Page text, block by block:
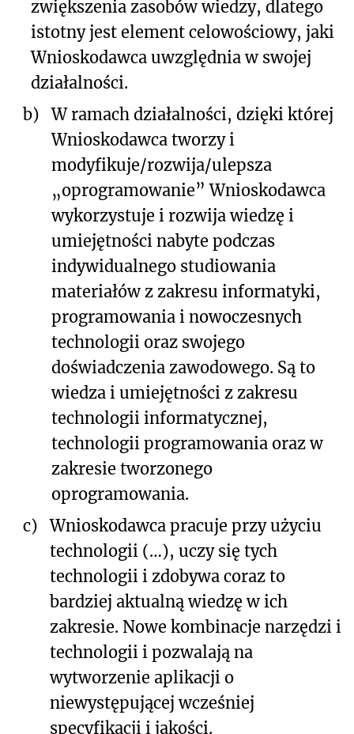
zwiększenia zasobów wiedzy, dlatego
istotny jest element celowościowy, jaki
Wnioskodawca uwzględnia w swojej
działalności.
b)
W ramach działalności, dzięki której
Wnioskodawca tworzy i
modyfikuje/rozwija/ulepsza
„oprogramowanie” Wnioskodawca
wykorzystuje i rozwija wiedzę i
umiejętności nabyte podczas
indywidualnego studiowania
materiałów z zakresu informatyki,
programowania i nowoczesnych
technologii oraz swojego
doświadczenia zawodowego. Są to
wiedza i umiejętności z zakresu
technologii informatycznej,
technologii programowania oraz w
zakresie tworzonego
oprogramowania.
c)
Wnioskodawca pracuje przy użyciu
technologii (…), uczy się tych
technologii i zdobywa coraz to
bardziej aktualną wiedzę w ich
zakresie. Nowe kombinacje narzędzi i
technologii i pozwalają na
wytworzenie aplikacji o
niewystępującej wcześniej
specyfikacji i jakości.